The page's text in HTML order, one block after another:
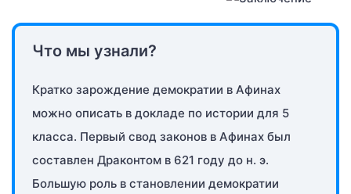
Что мы узнали?
Кратко зарождение демократии в Афинах
можно описать в докладе по истории для 5
класса. Первый свод законов в Афинах был
составлен Драконтом в 621 году до н. э.
Большую роль в становлении демократии